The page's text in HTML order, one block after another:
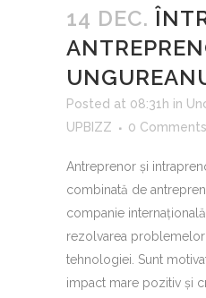
14 DEC.
Posted at 08:31h in
UPBIZZ
0 Comments
Antreprenor și
combinată de
companie
rezolvarea problemelor
tehnologiei. Sunt
impact mare pozitiv și